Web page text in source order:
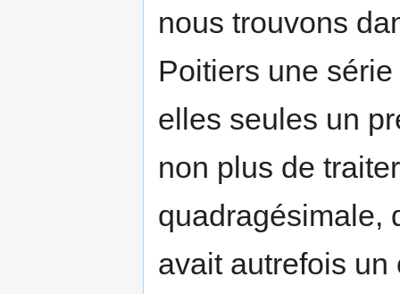
nous trouvons
Poitiers une
elles seules un
non plus de
quadragésimale,
avait autrefois